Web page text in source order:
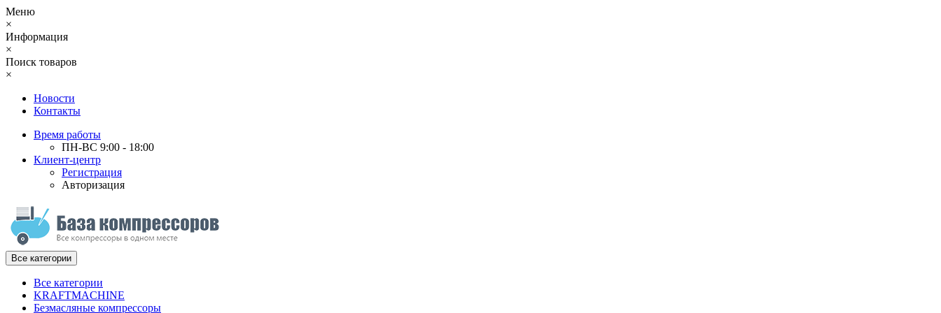
Меню
×
Информация
×
Поиск товаров
×
Новости
Контакты
Время работы
ПН-ВС 9:00 - 18:00
Клиент-центр
Регистрация
Авторизация
Все категории
Все категории
KRAFTMACHINE
Безмасляные компрессоры